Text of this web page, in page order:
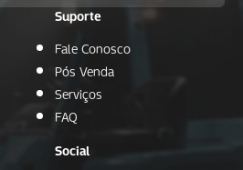
Suporte
Fale Conosco
Pós Venda
Serviços
FAQ
Social